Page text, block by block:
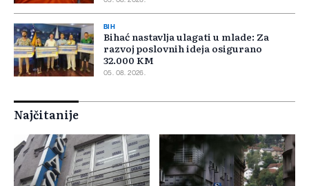
BIH
Bihać nastavlja ulagati u mlade: Za
razvoj poslovnih ideja osigurano
32.000 KM
05. 08. 2026.
Najčitanije